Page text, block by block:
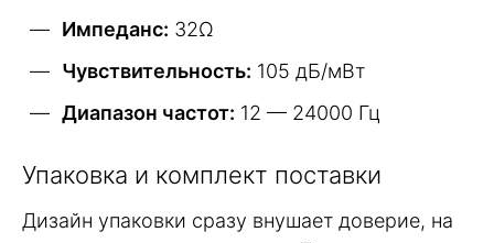
Импеданс: 32Ω
Чувствительность: 105 дБ/мВт
Диапазон частот: 12 — 24000 Гц
Упаковка и комплект поставки
Дизайн упаковки сразу внушает доверие, на